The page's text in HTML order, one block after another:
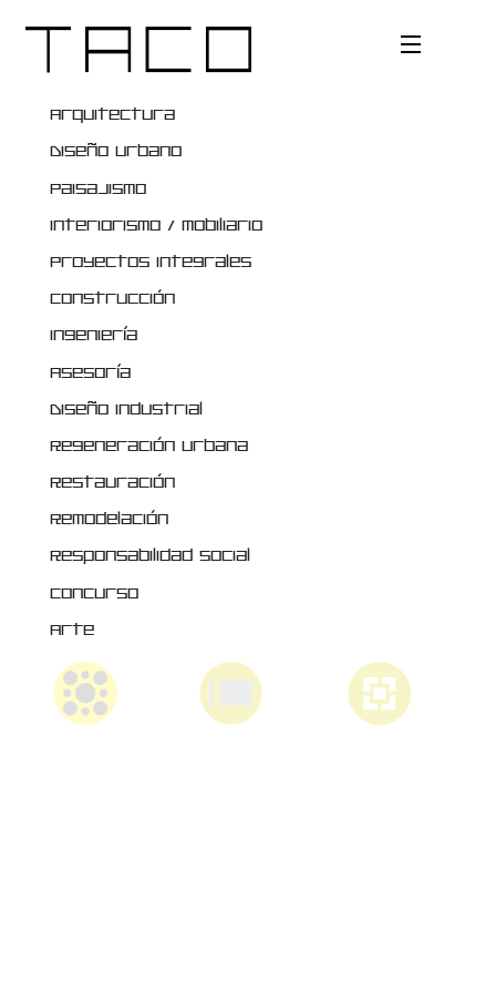
Bio
Areas
Contacto
Arquitectura
Diseño Urbano
Paisajismo
Interiorismo / Mobiliario
Proyectos Integrales
Construcción
Ingeniería
Asesoría
Diseño Industrial
Regeneración Urbana
Restauración
Remodelación
Responsabilidad Social
Concurso
Arte